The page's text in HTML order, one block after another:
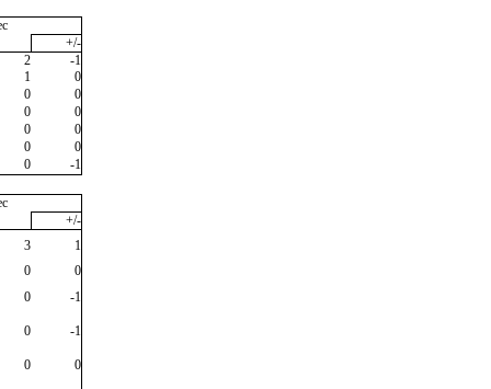
+/-
2
-1
1
0
0
0
0
0
0
0
0
0
0
-1
+/-
3
1
0
0
0
-1
0
-1
0
0